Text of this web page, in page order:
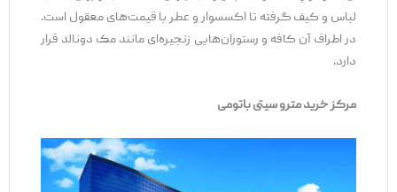
لباس و کیف گرفته تا اکسسوار و عطر با قیمت‌های معقول است.
در اطراف آن کافه و رستوران‌هایی زنجیره‌ای مانند مک دونالد قرار
دارد.
مرکز خرید مترو سیتی باتومی